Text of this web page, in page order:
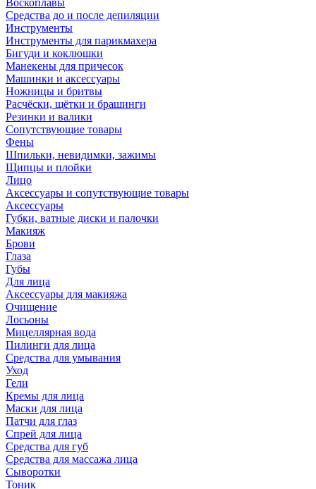
Воскоплавы
Средства до и после депиляции
Инструменты
Инструменты для парикмахера
Бигуди и коклюшки
Манекены для причесок
Машинки и аксессуары
Ножницы и бритвы
Расчёски, щётки и брашинги
Резинки и валики
Сопутствующие товары
Фены
Шпильки, невидимки, зажимы
Щипцы и плойки
Лицо
Аксессуары и сопутствующие товары
Аксессуары
Губки, ватные диски и палочки
Макияж
Брови
Глаза
Губы
Для лица
Аксессуары для макияжа
Очищение
Лосьоны
Мицеллярная вода
Пилинги для лица
Средства для умывания
Уход
Гели
Кремы для лица
Маски для лица
Патчи для глаз
Спрей для лица
Средства для губ
Средства для массажа лица
Сыворотки
Тоник